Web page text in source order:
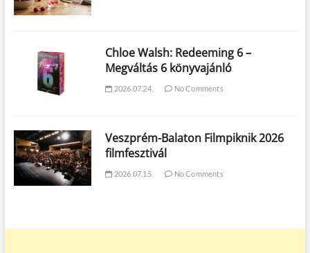
Chloe Walsh: Redeeming 6 –
Megváltás 6 könyvajánló
2026.07.24. No Comments
Veszprém-Balaton Filmpiknik 2026
filmfesztivál
2026.07.15. No Comments